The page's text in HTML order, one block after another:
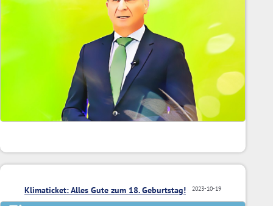
2023-10-19
Klimaticket: Alles Gute zum 18. Geburtstag!